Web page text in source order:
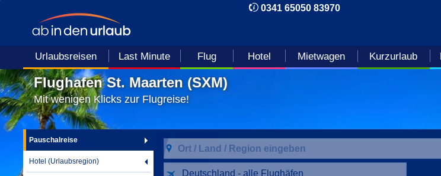
0341 65050 83970
Urlaubsreisen Last Minute Flug Hotel Mietwagen Kurzurlaub
Flughafen St. Maarten (SXM)
Mit wenigen Klicks zur Flugreise!
Pauschalreise
Hotel (Urlaubsregion)
Deutschland - alle Flughäfen